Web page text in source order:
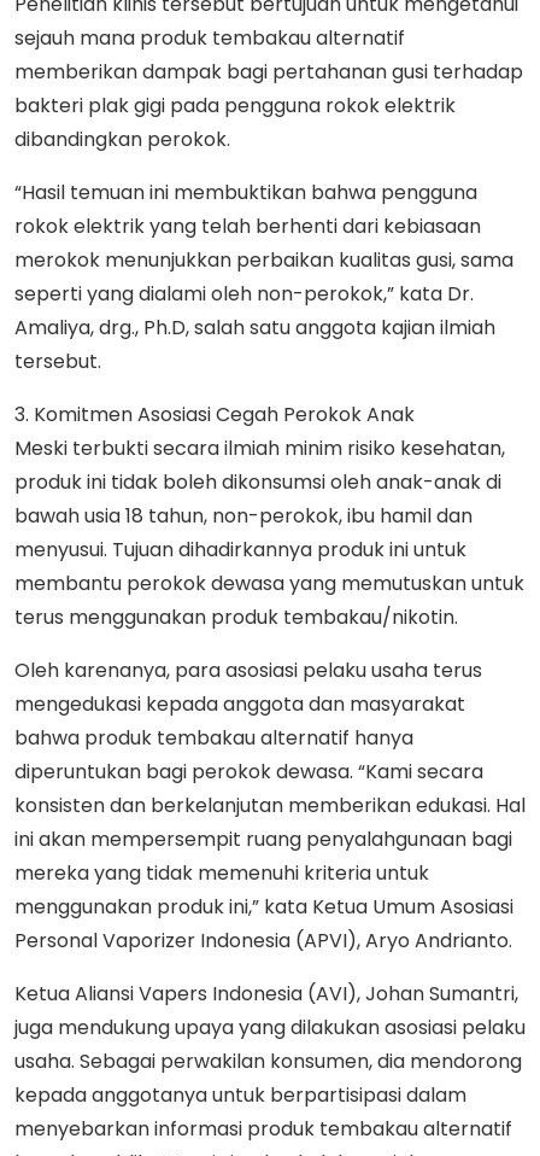
sejauh mana produk tembakau alternatif
memberikan dampak bagi pertahanan gusi terhadap
bakteri plak gigi pada pengguna rokok elektrik
dibandingkan perokok.
“Hasil temuan ini membuktikan bahwa pengguna
rokok elektrik yang telah berhenti dari kebiasaan
merokok menunjukkan perbaikan kualitas gusi, sama
seperti yang dialami oleh non-perokok,” kata Dr.
Amaliya, drg., Ph.D, salah satu anggota kajian ilmiah
tersebut.
3. Komitmen Asosiasi Cegah Perokok Anak
Meski terbukti secara ilmiah minim risiko kesehatan,
produk ini tidak boleh dikonsumsi oleh anak-anak di
bawah usia 18 tahun, non-perokok, ibu hamil dan
menyusui. Tujuan dihadirkannya produk ini untuk
membantu perokok dewasa yang memutuskan untuk
terus menggunakan produk tembakau/nikotin.
Oleh karenanya, para asosiasi pelaku usaha terus
mengedukasi kepada anggota dan masyarakat
bahwa produk tembakau alternatif hanya
diperuntukan bagi perokok dewasa. “Kami secara
konsisten dan berkelanjutan memberikan edukasi. Hal
ini akan mempersempit ruang penyalahgunaan bagi
mereka yang tidak memenuhi kriteria untuk
menggunakan produk ini,” kata Ketua Umum Asosiasi
Personal Vaporizer Indonesia (APVI), Aryo Andrianto.
Ketua Aliansi Vapers Indonesia (AVI), Johan Sumantri,
juga mendukung upaya yang dilakukan asosiasi pelaku
usaha. Sebagai perwakilan konsumen, dia mendorong
kepada anggotanya untuk berpartisipasi dalam
menyebarkan informasi produk tembakau alternatif